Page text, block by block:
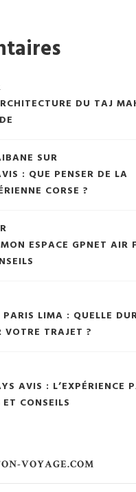
DU TAJ
SUR
: QUE PENSER DE LA
CORSE ?
ESPACE GPNET AIR
LIMA : QUELLE
VOTRE TRAJET ?
AVIS : L’EXPÉRIENCE
CONSEILS
VOYAGE.COM